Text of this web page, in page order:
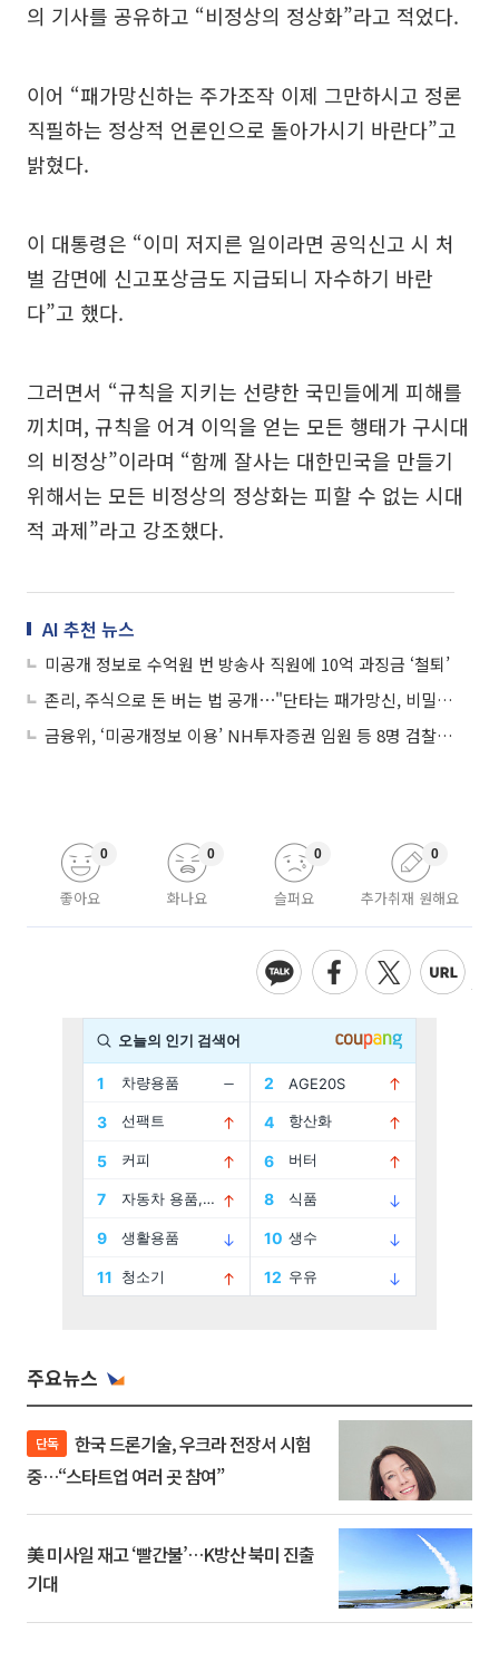
의 기사를 공유하고 “비정상의 정상화”라고 적었다.
이어 “패가망신하는 주가조작 이제 그만하시고 정론
직필하는 정상적 언론인으로 돌아가시기 바란다”고
밝혔다.
이 대통령은 “이미 저지른 일이라면 공익신고 시 처
벌 감면에 신고포상금도 지급되니 자수하기 바란
다”고 했다.
그러면서 “규칙을 지키는 선량한 국민들에게 피해를
끼치며, 규칙을 어겨 이익을 얻는 모든 행태가 구시대
의 비정상”이라며 “함께 잘사는 대한민국을 만들기
위해서는 모든 비정상의 정상화는 피할 수 없는 시대
적 과제”라고 강조했다.
AI 추천 뉴스
미공개 정보로 수억원 번 방송사 직원에 10억 과징금 ‘철퇴’
존리, 주식으로 돈 버는 법 공개⋯"단타는 패가망신, 비밀번호 잊어라"
금융위, ‘미공개정보 이용’ NH투자증권 임원 등 8명 검찰 고발
좋아요
0
화나요
0
슬퍼요
0
추가취재 원해요
0
주요뉴스
단독
중…“스타트업 여러 곳 참여”
美 미사일 재고 ‘빨간불’…K방산 북미 진출
기대